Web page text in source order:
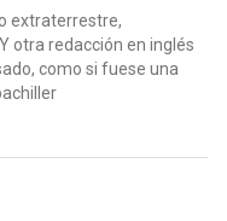
extraterrestre,
otra redacción en inglés
como si fuese una